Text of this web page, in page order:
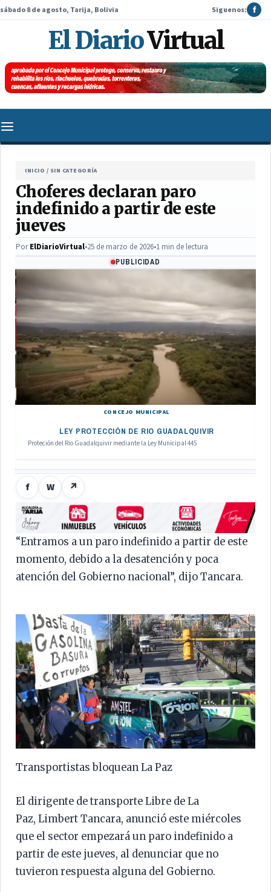
sábado 8 de agosto, Tarija, Bolivia Siguenos: f
El DiarioVirtual
INICIO / SIN CATEGORÍA
Choferes declaran paro
indefinido a partir de este
jueves
PorElDiarioVirtual•25 de marzo de 2026•1 min de lectura
PUBLICIDAD
CONCEJO MUNICIPAL
LEY PROTECCIÓN DE RIO GUADALQUIVIR
Proteción del Rio Guadalquivir mediante la Ley Municipal 445
f W ↗
“Entramos a un paro indefinido a partir de este
momento, debido a la desatención y poca
atención del Gobierno nacional”, dijo Tancara.
Transportistas bloquean La Paz
El dirigente de transporte Libre de La
Paz, Limbert Tancara, anunció este miércoles
que el sector empezará un paro indefinido a
partir de este jueves, al denunciar que no
tuvieron respuesta alguna del Gobierno.